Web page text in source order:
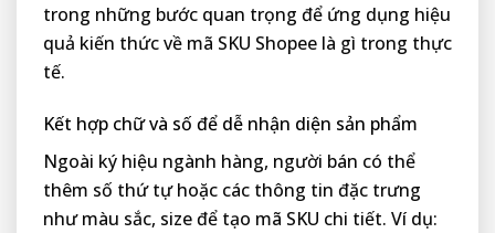
trong những bước quan trọng để ứng dụng hiệu
quả kiến thức về mã SKU Shopee là gì trong thực
tế.
Kết hợp chữ và số để dễ nhận diện sản phẩm
Ngoài ký hiệu ngành hàng, người bán có thể
thêm số thứ tự hoặc các thông tin đặc trưng
như màu sắc, size để tạo mã SKU chi tiết. Ví dụ: